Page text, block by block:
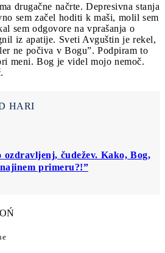
drugačne načrte. Depresivna stanja
sem začel hoditi k maši, molil sem
sem odgovore na vprašanja o
iz apatije. Sveti Avguštin je rekel,
ne počiva v Bogu”. Podpiram to
meni. Bog je videl mojo nemoč.
ozdravljenj, čudežev. Kako, Bog,
primeru?!”